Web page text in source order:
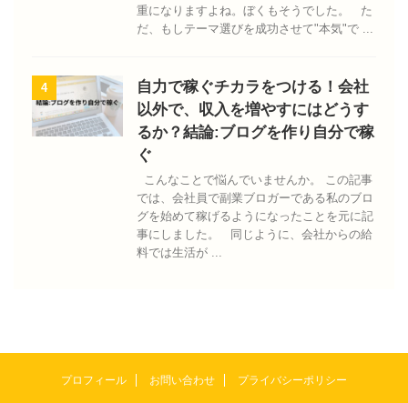
重になりますよね。ぼくもそうでした。 た
だ、もしテーマ選びを成功させて"本気"で ...
4
自力で稼ぐチカラをつける！会社
以外で、収入を増やすにはどうす
るか？結論:ブログを作り自分で稼
ぐ
こんなことで悩んでいませんか。 この記事
では、会社員で副業ブロガーである私のブロ
グを始めて稼げるようになったことを元に記
事にしました。 同じように、会社からの給
料では生活が ...
プロフィール お問い合わせ プライバシーポリシー